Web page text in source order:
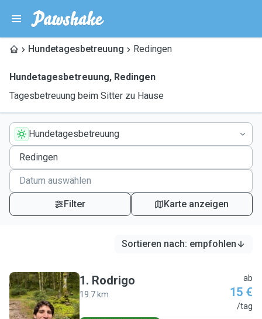
Hundetagesbetreuung Redingen
Hundetagesbetreuung, Redingen
Tagesbetreuung beim Sitter zu Hause
Hundetagesbetreuung
Filter Karte anzeigen
Sortieren nach: empfohlen
R
1. Rodrigo
19.7 km
ab
15 €
/tag